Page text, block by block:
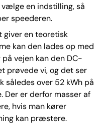
en indstilling, så
speederen.
giver en teoretisk
kan den lades op med
på vejen kan den DC-
prøvede vi, og det ser
således over 52 kWh på
Der er derfor masser af
hvis man kører
kan præstere.